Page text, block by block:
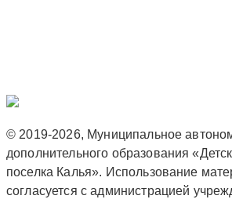
© 2019-2026, Муниципальное
дополнительного образования
поселка Калья». Использование
согласуется с администрацией